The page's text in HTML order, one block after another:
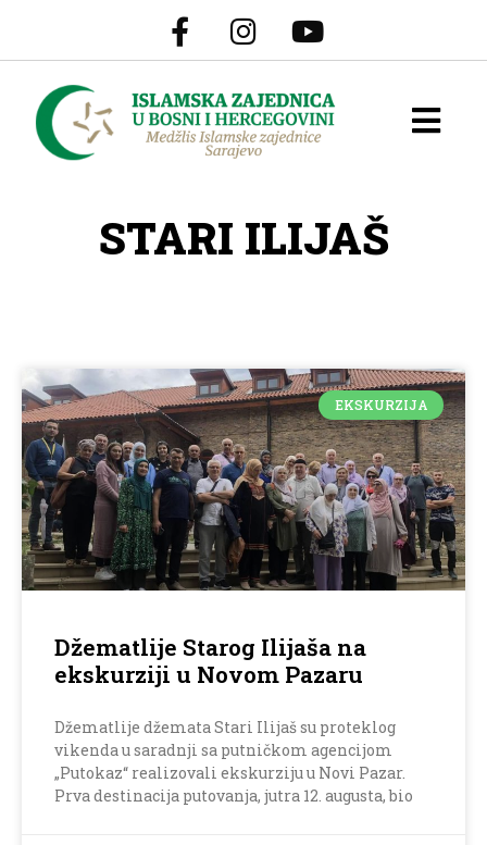
STARI ILIJAŠ
EKSKURZIJA
Džematlije Starog Ilijaša na
ekskurziji u Novom Pazaru
Džematlije džemata Stari Ilijaš su proteklog
vikenda u saradnji sa putničkom agencijom
„Putokaz“ realizovali ekskurziju u Novi Pazar.
Prva destinacija putovanja, jutra 12. augusta, bio